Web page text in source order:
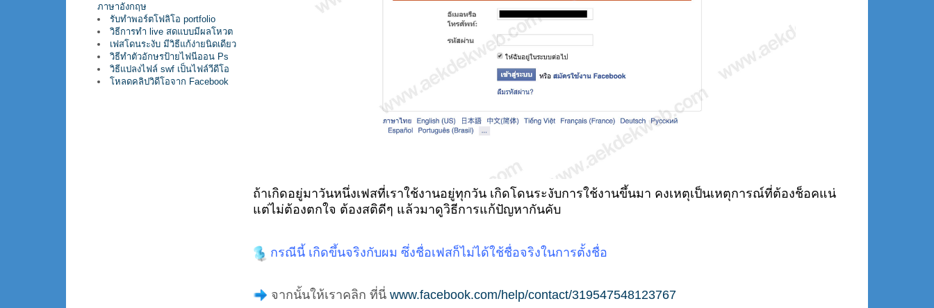
ภาษาอังกฤษ
รับทำพอร์ตโฟลิโอ portfolio
วิธีการทำ live สดแบบมีผลโหวต
เฟสโดนระงับ มีวิธีแก้ง่ายนิดเดียว
วิธีทำตัวอักษรป้ายไฟนีออน Ps
วิธีแปลงไฟล์ swf เป็นไฟล์วีดีโอ
โหลดคลิปวิดีโอจาก Facebook
ถ้าเกิดอยู่มาวันหนึ่งเฟสที่เราใช้งานอยู่ทุกวัน เกิดโดนระงับการใช้งานขึ้นมา คงเหตุเป็นเหตุการณ์ที่ต้องช็อคแน่
แต่ไม่ต้องตกใจ ต้องสติดีๆ แล้วมาดูวิธีการแก้ปัญหากันคับ
กรณีนี้ เกิดขึ้นจริงกับผม ซึ่งชื่อเฟสก็ไม่ได้ใช้ชื่อจริงในการตั้งชื่อ
จากนั้นให้เราคลิก ที่นี่ www.facebook.com/help/contact/319547548123767